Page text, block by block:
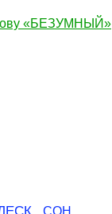
«БЕЗУМНЫЙ»
СОН